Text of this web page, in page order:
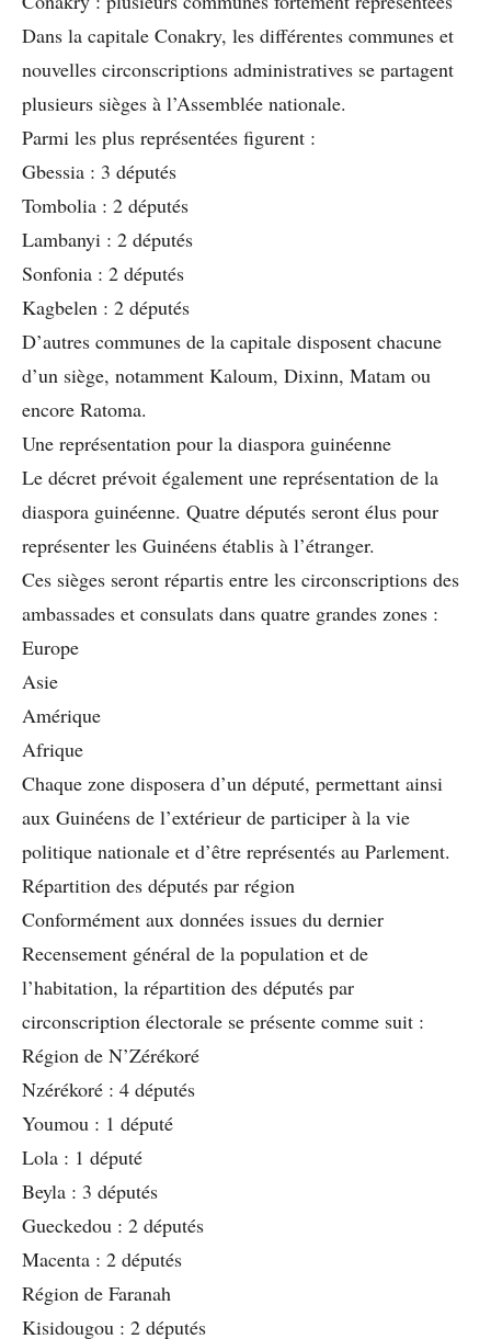
Dans la capitale Conakry, les différentes communes et
nouvelles circonscriptions administratives se partagent
plusieurs sièges à l’Assemblée nationale.
Parmi les plus représentées figurent :
Gbessia : 3 députés
Tombolia : 2 députés
Lambanyi : 2 députés
Sonfonia : 2 députés
Kagbelen : 2 députés
D’autres communes de la capitale disposent chacune
d’un siège, notamment Kaloum, Dixinn, Matam ou
encore Ratoma.
Une représentation pour la diaspora guinéenne
Le décret prévoit également une représentation de la
diaspora guinéenne. Quatre députés seront élus pour
représenter les Guinéens établis à l’étranger.
Ces sièges seront répartis entre les circonscriptions des
ambassades et consulats dans quatre grandes zones :
Europe
Asie
Amérique
Afrique
Chaque zone disposera d’un député, permettant ainsi
aux Guinéens de l’extérieur de participer à la vie
politique nationale et d’être représentés au Parlement.
Répartition des députés par région
Conformément aux données issues du dernier
Recensement général de la population et de
l’habitation, la répartition des députés par
circonscription électorale se présente comme suit :
Région de N’Zérékoré
Nzérékoré : 4 députés
Youmou : 1 député
Lola : 1 député
Beyla : 3 députés
Gueckedou : 2 députés
Macenta : 2 députés
Région de Faranah
Kisidougou : 2 députés